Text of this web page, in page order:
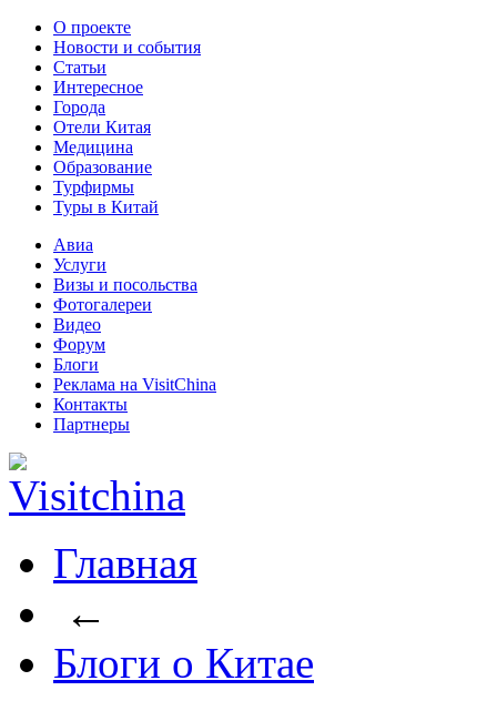
О проекте
Новости и события
Статьи
Интересное
Города
Отели Китая
Медицина
Образование
Турфирмы
Туры в Китай
Авиа
Услуги
Визы и посольства
Фотогалереи
Видео
Форум
Блоги
Реклама на VisitChina
Контакты
Партнеры
Главная
←
Блоги о Китае